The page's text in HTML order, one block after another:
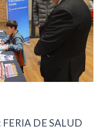
DE SALUD